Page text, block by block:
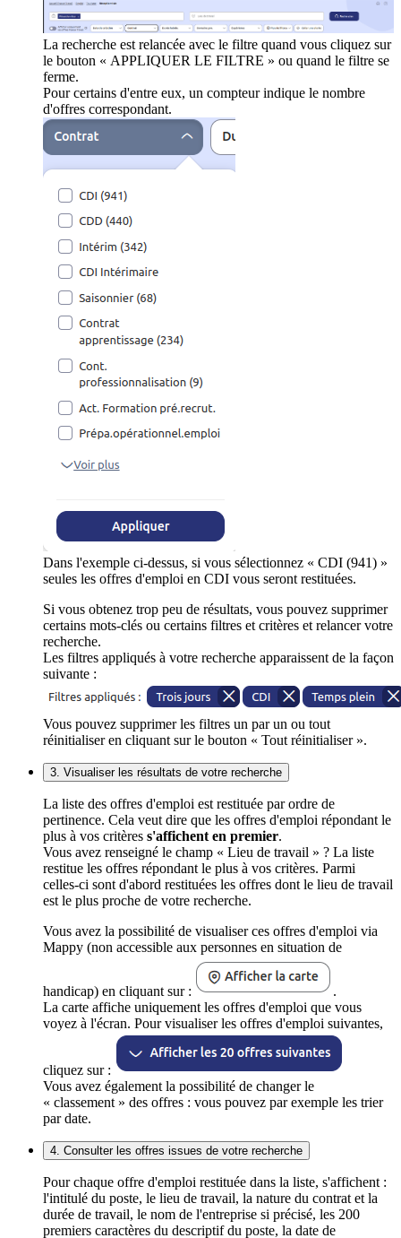
La recherche est relancée avec le filtre quand vous cliquez sur
le bouton « APPLIQUER LE FILTRE » ou quand le filtre se
ferme.
Pour certains d'entre eux, un compteur indique le nombre
d'offres correspondant.
Dans l'exemple ci-dessus, si vous sélectionnez « CDI (941) »
seules les offres d'emploi en CDI vous seront restituées.
Si vous obtenez trop peu de résultats, vous pouvez supprimer
certains mots-clés ou certains filtres et critères et relancer votre
recherche.
Les filtres appliqués à votre recherche apparaissent de la façon
suivante :
Vous pouvez supprimer les filtres un par un ou tout
réinitialiser en cliquant sur le bouton « Tout réinitialiser ».
3. Visualiser les résultats de votre recherche
La liste des offres d'emploi est restituée par ordre de
pertinence. Cela veut dire que les offres d'emploi répondant le
plus à vos critères s'affichent en premier.
Vous avez renseigné le champ « Lieu de travail » ? La liste
restitue les offres répondant le plus à vos critères. Parmi
celles-ci sont d'abord restituées les offres dont le lieu de travail
est le plus proche de votre recherche.
Vous avez la possibilité de visualiser ces offres d'emploi via
Mappy (non accessible aux personnes en situation de
handicap) en cliquant sur :
.
La carte affiche uniquement les offres d'emploi que vous
voyez à l'écran. Pour visualiser les offres d'emploi suivantes,
cliquez sur :
Vous avez également la possibilité de changer le
« classement » des offres : vous pouvez par exemple les trier
par date.
4. Consulter les offres issues de votre recherche
Pour chaque offre d'emploi restituée dans la liste, s'affichent :
l'intitulé du poste, le lieu de travail, la nature du contrat et la
durée de travail, le nom de l'entreprise si précisé, les 200
premiers caractères du descriptif du poste, la date de